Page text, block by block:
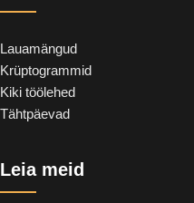
Lauamängud
Krüptogrammid
Kiki töölehed
Tähtpäevad
Leia meid